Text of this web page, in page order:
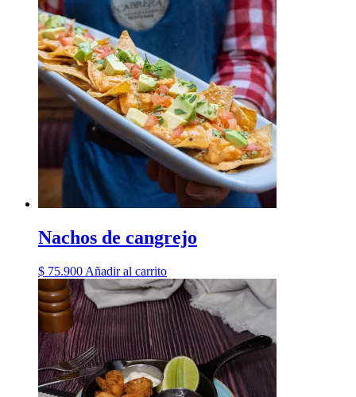
Nachos de cangrejo
$ 75.900 Añadir al carrito